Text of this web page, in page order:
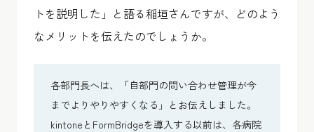
トを説明した」と語る稲垣さんですが、どのよう
なメリットを伝えたのでしょうか。
各部門長へは、「自部門の問い合わせ管理が今
までよりやりやすくなる」とお伝えしました。
kintoneとFormBridgeを導入する以前は、各病院